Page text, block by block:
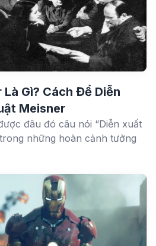
Gì? Cách Để Diễn
Meisner
đâu đó câu nói “Diễn xuất
những hoàn cảnh tưởng